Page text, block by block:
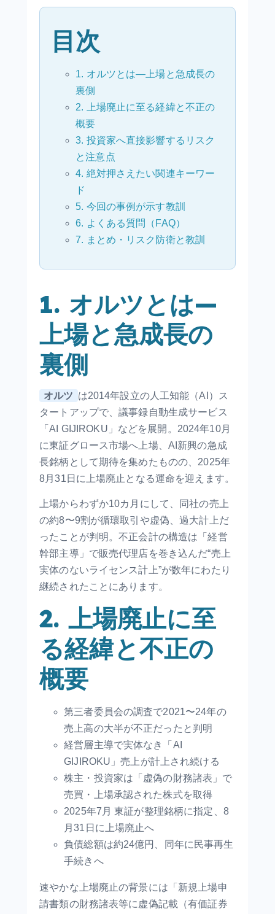
目次
1. オルツとは—上場と急成長の
裏側
2. 上場廃止に至る経緯と不正の
概要
3. 投資家へ直接影響するリスク
と注意点
4. 絶対押さえたい関連キーワー
ド
5. 今回の事例が示す教訓
6. よくある質問（FAQ）
7. まとめ・リスク防衛と教訓
1. オルツとは—
上場と急成長の
裏側
オルツ は2014年設立の人工知能（AI）ス
タートアップで、議事録自動生成サービス
「AI GIJIROKU」などを展開。2024年10月
に東証グロース市場へ上場、AI新興の急成
長銘柄として期待を集めたものの、2025年
8月31日に上場廃止となる運命を迎えます。
上場からわずか10カ月にして、同社の売上
の約8〜9割が循環取引や虚偽、過大計上だ
ったことが判明。不正会計の構造は「経営
幹部主導」で販売代理店を巻き込んだ“売上
実体のないライセンス計上”が数年にわたり
継続されたことにあります。
2. 上場廃止に至
る経緯と不正の
概要
第三者委員会の調査で2021〜24年の
売上高の大半が不正だったと判明
経営層主導で実体なき「AI
GIJIROKU」売上が計上され続ける
株主・投資家は「虚偽の財務諸表」で
売買・上場承認された株式を取得
2025年7月 東証が整理銘柄に指定、8
月31日に上場廃止へ
負債総額は約24億円、同年に民事再生
手続きへ
速やかな上場廃止の背景には「新規上場申
請書類の財務諸表等に虚偽記載（有価証券